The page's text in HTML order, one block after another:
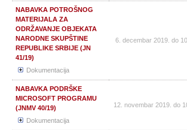
NABAVKA POTROŠNOG
MATERIJALA ZA
ODRŽAVANJE OBJEKATA
NARODNE SKUPŠTINE
REPUBLIKE SRBIJE (JN
41/19)
Dokumentacija
6. decembar 2019. do
NABAVKA PODRŠKE
MICROSOFT PROGRAMU
(JNMV 40/19)
Dokumentacija
12. novembar 2019. do